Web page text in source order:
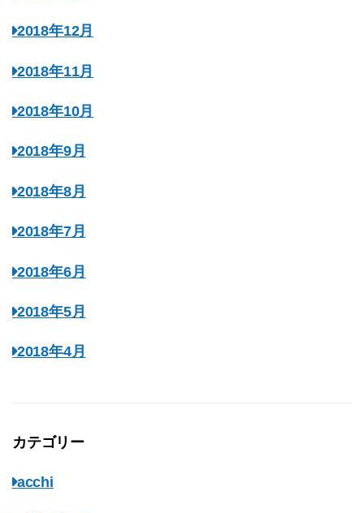
2018年12月
2018年11月
2018年10月
2018年9月
2018年8月
2018年7月
2018年6月
2018年5月
2018年4月
カテゴリー
acchi